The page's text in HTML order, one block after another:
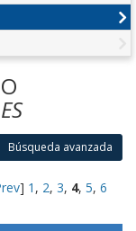
Búsqueda avanzada
] 1 , 2, 3, 4, 5, 6